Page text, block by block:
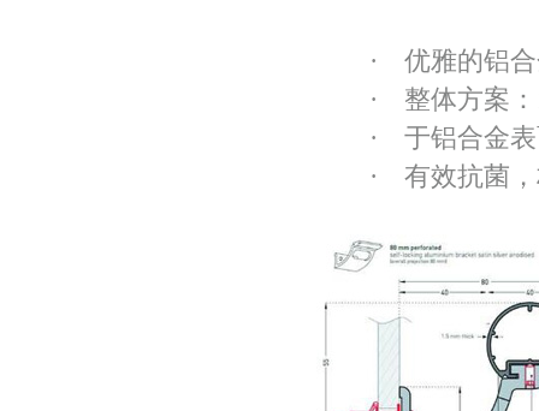
· 优雅的铝
· 整体方案：17
· 于铝合金表面
· 有效抗